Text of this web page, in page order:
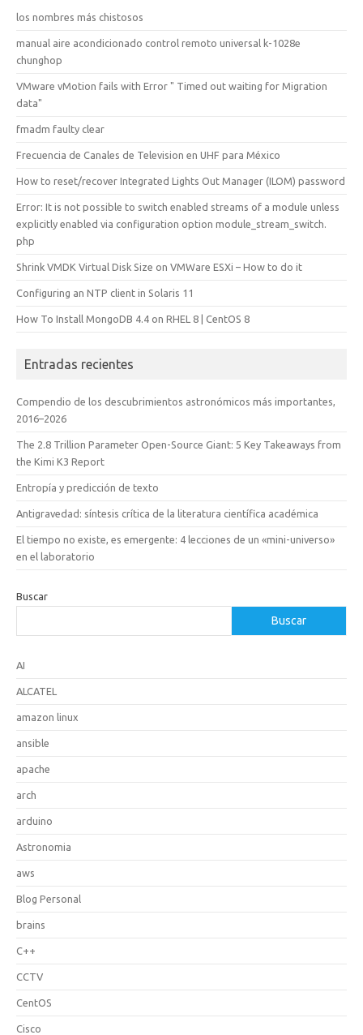
los nombres más chistosos
manual aire acondicionado control remoto universal k-1028e
chunghop
VMware vMotion fails with Error " Timed out waiting for Migration
data"
fmadm faulty clear
Frecuencia de Canales de Television en UHF para México
How to reset/recover Integrated Lights Out Manager (ILOM) password
Error: It is not possible to switch enabled streams of a module unless
explicitly enabled via configuration option module_stream_switch.
php
Shrink VMDK Virtual Disk Size on VMWare ESXi – How to do it
Configuring an NTP client in Solaris 11
How To Install MongoDB 4.4 on RHEL 8 | CentOS 8
Entradas recientes
Compendio de los descubrimientos astronómicos más importantes,
2016–2026
The 2.8 Trillion Parameter Open-Source Giant: 5 Key Takeaways from
the Kimi K3 Report
Entropía y predicción de texto
Antigravedad: síntesis crítica de la literatura científica académica
El tiempo no existe, es emergente: 4 lecciones de un «mini-universo»
en el laboratorio
Buscar
Buscar
AI
ALCATEL
amazon linux
ansible
apache
arch
arduino
Astronomia
aws
Blog Personal
brains
C++
CCTV
CentOS
Cisco